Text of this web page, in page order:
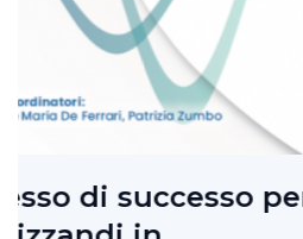
08 Jul 24
EVENTO - LE
CONTROLLO
CON IL NUOVO